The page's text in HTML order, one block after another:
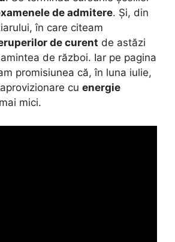
de admitere. Și, din
în care citeam
de curent de astăzi
de război. Iar pe pagina
promisiunea că, în luna iulie,
cu energie
mici.